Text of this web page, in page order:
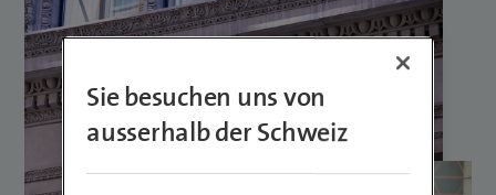
Sie besuchen uns von
ausserhalb der Schweiz